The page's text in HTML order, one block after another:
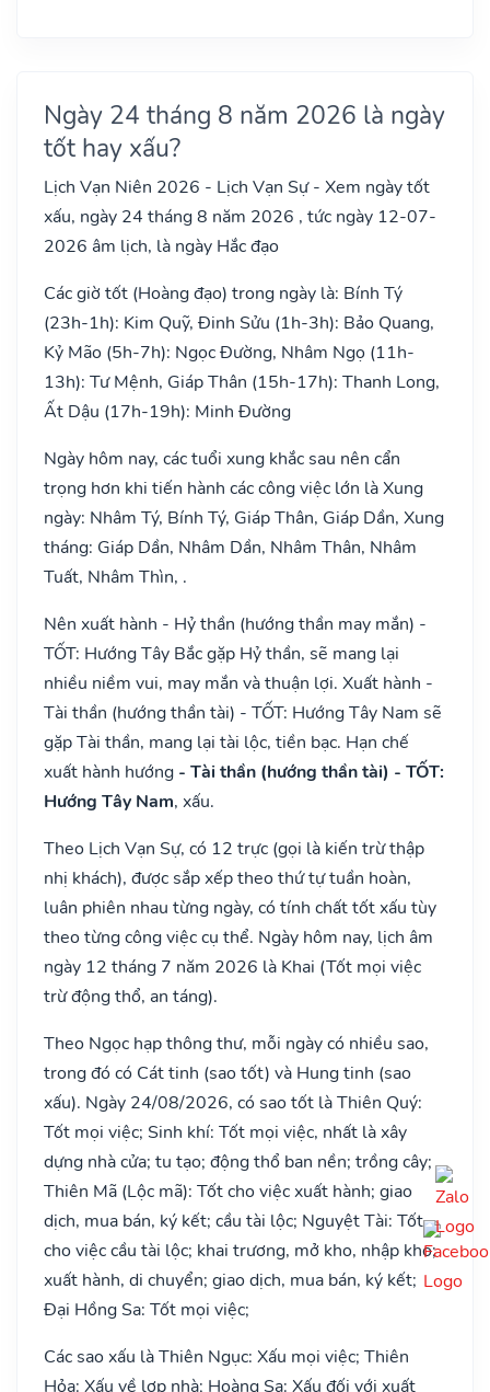
Ngày 24 tháng 8 năm 2026 là ngày
tốt hay xấu?
Lịch Vạn Niên 2026 - Lịch Vạn Sự - Xem ngày tốt
xấu, ngày 24 tháng 8 năm 2026 , tức ngày 12-07-
2026 âm lịch, là ngày Hắc đạo
Các giờ tốt (Hoàng đạo) trong ngày là: Bính Tý
(23h-1h): Kim Quỹ, Đinh Sửu (1h-3h): Bảo Quang,
Kỷ Mão (5h-7h): Ngọc Đường, Nhâm Ngọ (11h-
13h): Tư Mệnh, Giáp Thân (15h-17h): Thanh Long,
Ất Dậu (17h-19h): Minh Đường
Ngày hôm nay, các tuổi xung khắc sau nên cẩn
trọng hơn khi tiến hành các công việc lớn là Xung
ngày: Nhâm Tý, Bính Tý, Giáp Thân, Giáp Dần, Xung
tháng: Giáp Dần, Nhâm Dần, Nhâm Thân, Nhâm
Tuất, Nhâm Thìn, .
Nên xuất hành - Hỷ thần (hướng thần may mắn) -
TỐT: Hướng Tây Bắc gặp Hỷ thần, sẽ mang lại
nhiều niềm vui, may mắn và thuận lợi. Xuất hành -
Tài thần (hướng thần tài) - TỐT: Hướng Tây Nam sẽ
gặp Tài thần, mang lại tài lộc, tiền bạc. Hạn chế
xuất hành hướng - Tài thần (hướng thần tài) - TỐT:
Hướng Tây Nam, xấu.
Theo Lịch Vạn Sự, có 12 trực (gọi là kiến trừ thập
nhị khách), được sắp xếp theo thứ tự tuần hoàn,
luân phiên nhau từng ngày, có tính chất tốt xấu tùy
theo từng công việc cụ thể. Ngày hôm nay, lịch âm
ngày 12 tháng 7 năm 2026 là Khai (Tốt mọi việc
trừ động thổ, an táng).
Theo Ngọc hạp thông thư, mỗi ngày có nhiều sao,
trong đó có Cát tinh (sao tốt) và Hung tinh (sao
xấu). Ngày 24/08/2026, có sao tốt là Thiên Quý:
Tốt mọi việc; Sinh khí: Tốt mọi việc, nhất là xây
dựng nhà cửa; tu tạo; động thổ ban nền; trồng cây;
Thiên Mã (Lộc mã): Tốt cho việc xuất hành; giao
dịch, mua bán, ký kết; cầu tài lộc; Nguyệt Tài: Tốt
cho việc cầu tài lộc; khai trương, mở kho, nhập kho;
xuất hành, di chuyển; giao dịch, mua bán, ký kết;
Đại Hồng Sa: Tốt mọi việc;
Các sao xấu là Thiên Ngục: Xấu mọi việc; Thiên
Hỏa: Xấu về lợp nhà; Hoàng Sa: Xấu đối với xuất